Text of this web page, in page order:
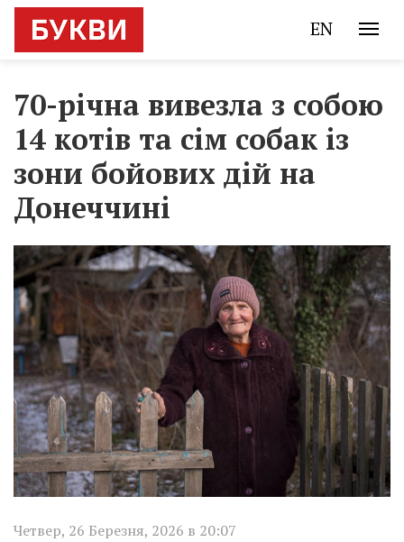
EN
70-річна вивезла з собою
14 котів та сім собак із
зони бойових дій на
Донеччині
Четвер, 26 Березня, 2026 в 20:07